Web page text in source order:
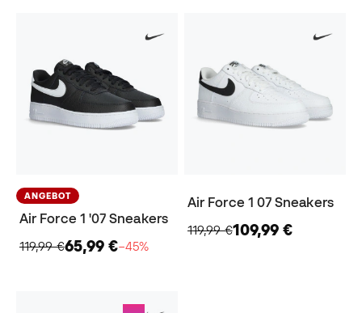
ANGEBOT
Air Force 1 '07 Sneakers
119,99 €65,99 €−45%
Air Force 1 07 Sneakers
119,99 €109,99 €